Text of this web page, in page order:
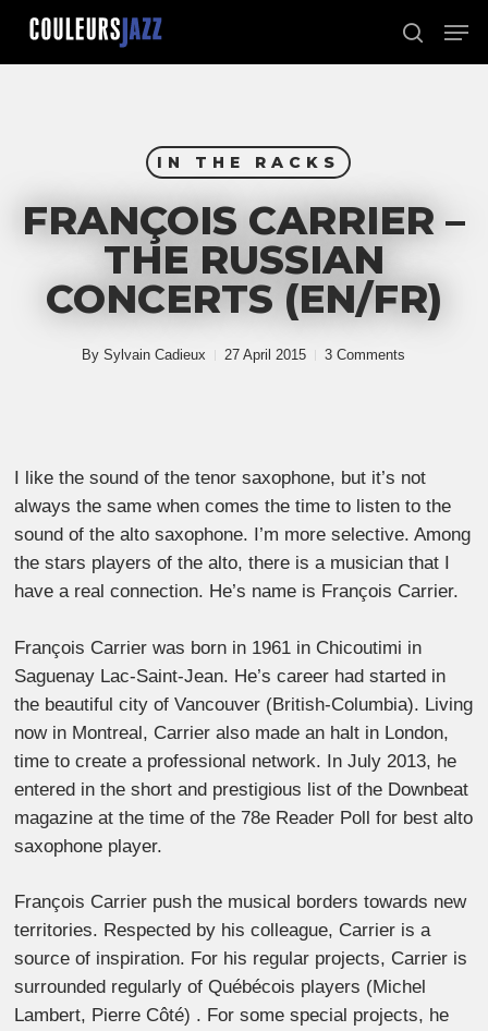
Skip
main
search
IN THE RACKS
FRANÇOIS CARRIER –
THE RUSSIAN
CONCERTS (EN/FR)
By Sylvain Cadieux 27 April 2015 3 Comments
I like the sound of the tenor saxophone, but it’s not
always the same when comes the time to listen to the
sound of the alto saxophone. I’m more selective. Among
the stars players of the alto, there is a musician that I
have a real connection. He’s name is François Carrier.
François Carrier was born in 1961 in Chicoutimi in
Saguenay Lac-Saint-Jean. He’s career had started in
the beautiful city of Vancouver (British-Columbia). Living
now in Montreal, Carrier also made an halt in London,
time to create a professional network. In July 2013, he
entered in the short and prestigious list of the Downbeat
magazine at the time of the 78e Reader Poll for best alto
saxophone player.
François Carrier push the musical borders towards new
territories. Respected by his colleague, Carrier is a
source of inspiration. For his regular projects, Carrier is
surrounded regularly of Québécois players (Michel
Lambert, Pierre Côté) . For some special projects, he
Close